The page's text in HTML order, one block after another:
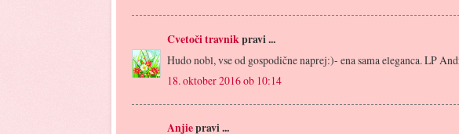
Cvetoči travnikpravi ...
Hudo nobl, vse od gospodične naprej:)- ena sama eleganca. LP
18. oktober 2016 ob 10:14
Anjiepravi ...